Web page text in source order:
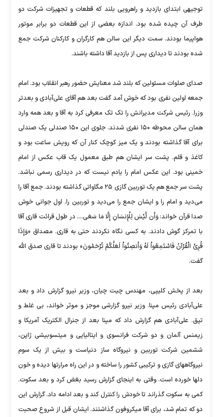
توجیهی ابتدای بازدید و راهرویی بلند که قطعات و تجهیزات شرکت دو
طرف آن چیده شده بود. اندازه بعضی از این قطعات دو برابر موتور
هواپیما بودند. سمت دیگر این سالن هم کارگران و کارکنان شرکت جمع
شده بودند تا دیداری پس از بازدید آقا داشته باشند.
صدای صلوات مسئولین که بلند شد معنایش حضور رهبر انقلاب بود. امام
جمعه اولین نفری بود که خوش آمد گفت بعد هم آقای علی‌آبادی و بعدتر
وزرا. رئیس شرکت مدیرانش را تک تک معرفی کرد به آقا و بعد همه وارد
همان سالن محوطه ۱۵۰ نفری شدند. جلوی این ۱۵۰ صندلی یک صندلی
برای آقا گذاشته بودند و یک میز کوچک کنار آن که رویش ساعت بود و
کاغذ و قلم. پشت سر ایشان هم طبق معمول یک قاب عکس از امام
خمینی بود. این عکس امام را یادم نیست که در دیداری رسمی نباشد.
پشت سر جمع هم یک توربین گازی ۲۵ مگاواتی گذاشته بودند. جمع آقا را
می‌دید و امام را و ایشان جمع را می‌دید و توربین را. اول جوانی خوش
صدا قرآن خواند: وَأَن لَّیْسَ لِلْإِنسَانِ إِلَّا مَا سَعَى.... در طول قرائت قاری آقا
با تمرکز گوش دادند. به کسی نگاه نکردند حتی به قاری. مصداق «وَإِذَا
قُرِئَ الْقُرْآنُ فَاسْتَمِعُواْ لَهُ وَأَنصِتُواْ لَعَلَّکُمْ تُرْحَمُونَ» بودند تا قاری صدق الله
گفت.
بعد از پخش کلیپی، مهندس چیت چیان، وزیر نیرو گزارش داد و بعد
علی‌آبادی رئیس مپنا. وزیر نیرو گزارشی موجز و موثر خواند، بی غلط و
تپق. علی‌آبادی هم گزارش داد که مپنا بعد از جنرال الکتریک آمریکا و
زیمنس آلمان و دو شرکت فرانسوی و ایتالیایی و میتسوبیشی ژاپن،
ششمین شرکت توربین و نیروگاه ساز دنیاست و بیش از یک سوم
نیروگاههای گازی و ترکیبی کشور را ساخته و در این راه مرارتها دیده و خون
دلها خورده است. وقتی به اینجای گزارش رسید بغض کرد و بعد سکوت.
کمی به سکوت گذراند تا خودش را کنترل کند و بعد ادامه داد. گزارش این
دو که تمام شد، برای آقا میکروفون گذاشتند. ایشان قبل از شروع صحبت